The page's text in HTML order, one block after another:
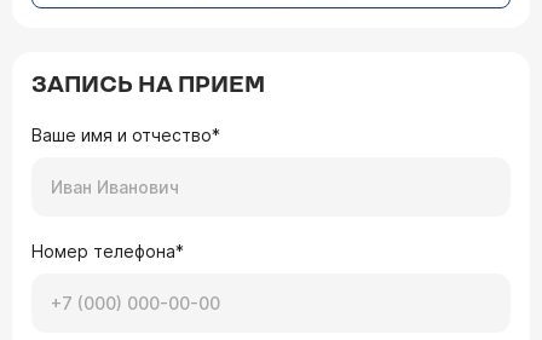
ЗАПИСЬ НА ПРИЕМ
Ваше имя и отчество*
Номер телефона*